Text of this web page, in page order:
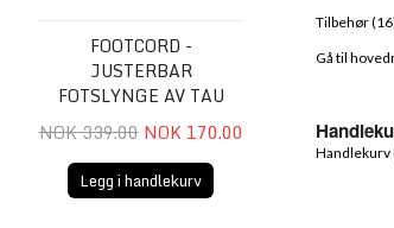
FOOTCORD -
JUSTERBAR
FOTSLYNGE AV TAU
NOK 339.00 NOK 170.00
Legg i handlekurv
Tilbehør
Gå til
Handlekurv